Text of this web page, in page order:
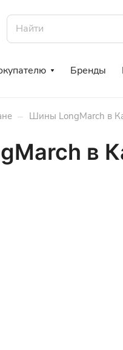
Бренды
– Шины LongMarch в
в